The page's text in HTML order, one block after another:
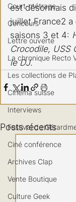
Court-métrage
Concours
Lettre ouverte
La chronique Recto
Les collections de
Cinéma suisse
Interviews
Festival de
Ciné conférence
Archives Clap
Vente Boutique
Culture Geek
est désormais
juillet France2
saisons 3 et 4:
Crocodile, USS
le DJ.
Posts récents